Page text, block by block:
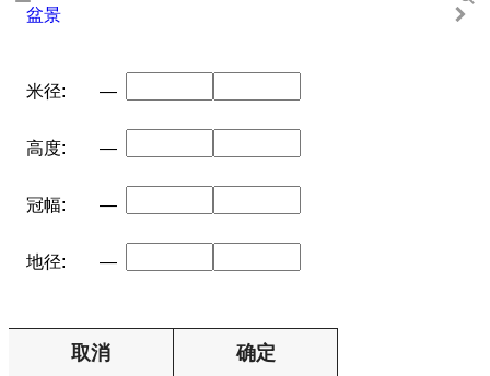
盆景
米径: —
高度: —
冠幅: —
地径: —
取消 确定